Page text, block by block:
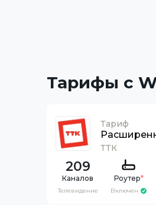
Тарифы с
Тариф
ТТК
209
Каналов
Телевидение
Роутер*
Включен